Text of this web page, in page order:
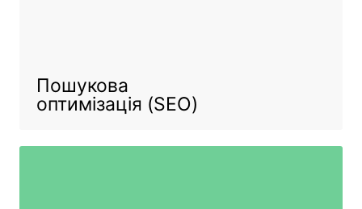
Пошукова
оптимізація (SEO)